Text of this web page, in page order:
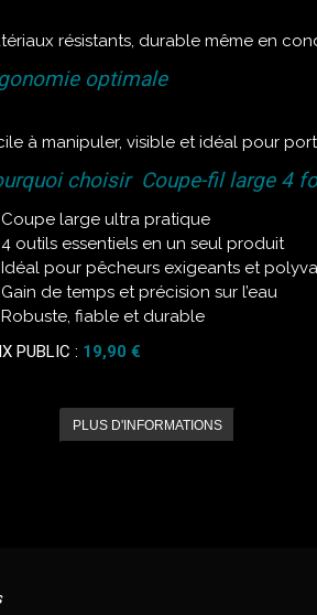
résistants, durable même en
optimale
à manipuler, visible et idéal pour
choisir Coupe-fil large 4
Coupe large ultra pratique
4 outils essentiels en un seul produit
Idéal pour pêcheurs exigeants et
Gain de temps et précision sur l’eau
Robuste, fiable et durable
PUBLIC : 19,90 €
PLUS D'INFORMATIONS